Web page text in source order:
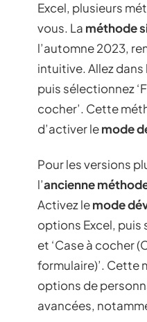
Excel, plusieurs
vous. La méthode
l’automne 2023,
intuitive. Allez dans
puis sélectionnez
cocher’. Cette
d’activer lemode
Pour les versions
l’ancienne
Activez lemode
options Excel, puis
et ‘Case à cocher
formulaire)’. Cette
options de
avancées,